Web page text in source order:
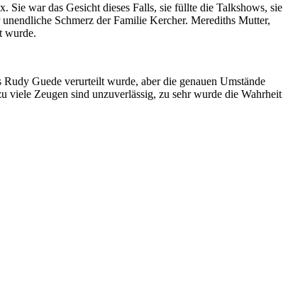
Sie war das Gesicht dieses Falls, sie füllte die Talkshows, sie
Schmerz der Familie Kercher. Merediths Mutter,
wurde.
Guede verurteilt wurde, aber die genauen Umstände
Zeugen sind unzuverlässig, zu sehr wurde die Wahrheit